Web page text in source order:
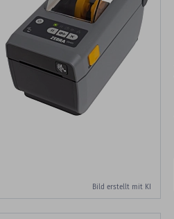
Bild erstellt mit KI